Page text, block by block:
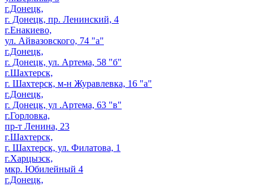
г.Донецк,
г. Донецк, пр. Ленинский, 4
г.Енакиево,
ул. Айвазовского, 74 "а"
г.Донецк,
г. Донецк, ул. Артема, 58 "б"
г.Шахтерск,
г. Шахтерск, м-н Журавлевка, 16 "а"
г.Донецк,
г. Донецк, ул .Артема, 63 "в"
г.Горловка,
пр-т Ленина, 23
г.Шахтерск,
г. Шахтерск, ул. Филатова, 1
г.Харцызск,
мкр. Юбилейный 4
г.Донецк,